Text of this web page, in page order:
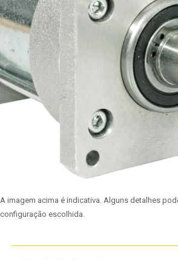
A imagem acima é indicativa. Alguns detalhes
configuração escolhida.